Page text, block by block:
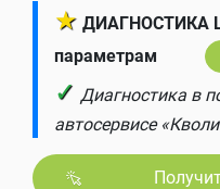
★ ДИАГНОСТИКА
параметрам
✓ Диагностика в
автосервисе